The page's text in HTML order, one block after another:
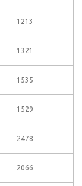
1213
1321
1535
1529
2478
2066